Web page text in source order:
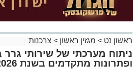
ראשון נט > מגזין ראשון > צרכנות
ניתוח מערכתי של שירותי
ופתרונות מתקדמים בשנת 2026